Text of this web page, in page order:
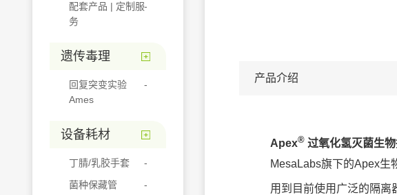
配套产品 | 定制服
务
遗传毒理
回复突变实验
Ames
设备耗材
丁腈/乳胶手套
菌种保藏管
产品介绍
Apex® 过氧化氢灭菌生物
MesaLabs旗下的Apex生
用到目前使用广泛的隔离